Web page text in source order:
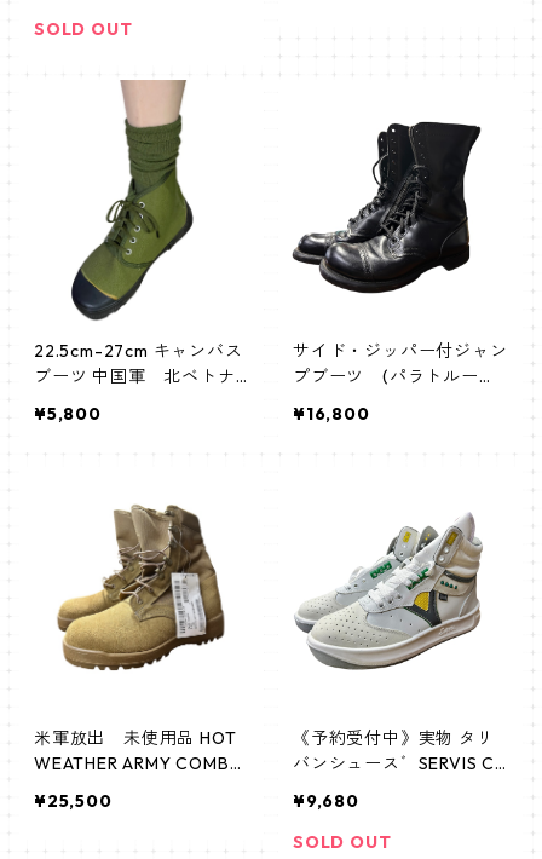
SOLD OUT
22.5cm-27cm キャンバス
ブーツ 中国軍 北ベトナ
¥5,800
サイド・ジッパー付ジャン
プブーツ (パラトルーパ
¥16,800
米軍放出 未使用品 HOT
WEATHER ARMY COMBA
ザー アーミー コンバット
¥25,500
《予約受付中》実物 タリ
バンシュース゛SERVIS CE
¥9,680
SOLD OUT